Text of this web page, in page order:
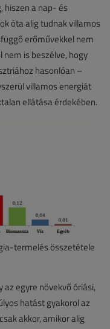
hiszen a nap- és
óta alig tudnak villamos
erőművekkel nem
is beszélve, hogy
hasonlóan –
villamos energiát
ellátása érdekében.
termelés összetétele
egyre növekvő óriási,
hatást gyakorol az
akkor, amikor alig